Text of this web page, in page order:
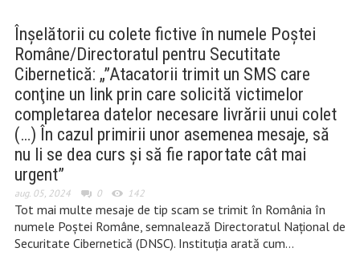
Înșelătorii cu colete fictive în numele Poștei
Române/Directoratul pentru Secutitate
Cibernetică: „”Atacatorii trimit un SMS care
conţine un link prin care solicită victimelor
completarea datelor necesare livrării unui colet
(…) În cazul primirii unor asemenea mesaje, să
nu li se dea curs şi să fie raportate cât mai
urgent”
aug. 05, 2024 0 142
Tot mai multe mesaje de tip scam se trimit în România în
numele Poștei Române, semnalează Directoratul Naţional de
Securitate Cibernetică (DNSC). Instituția arată cum…